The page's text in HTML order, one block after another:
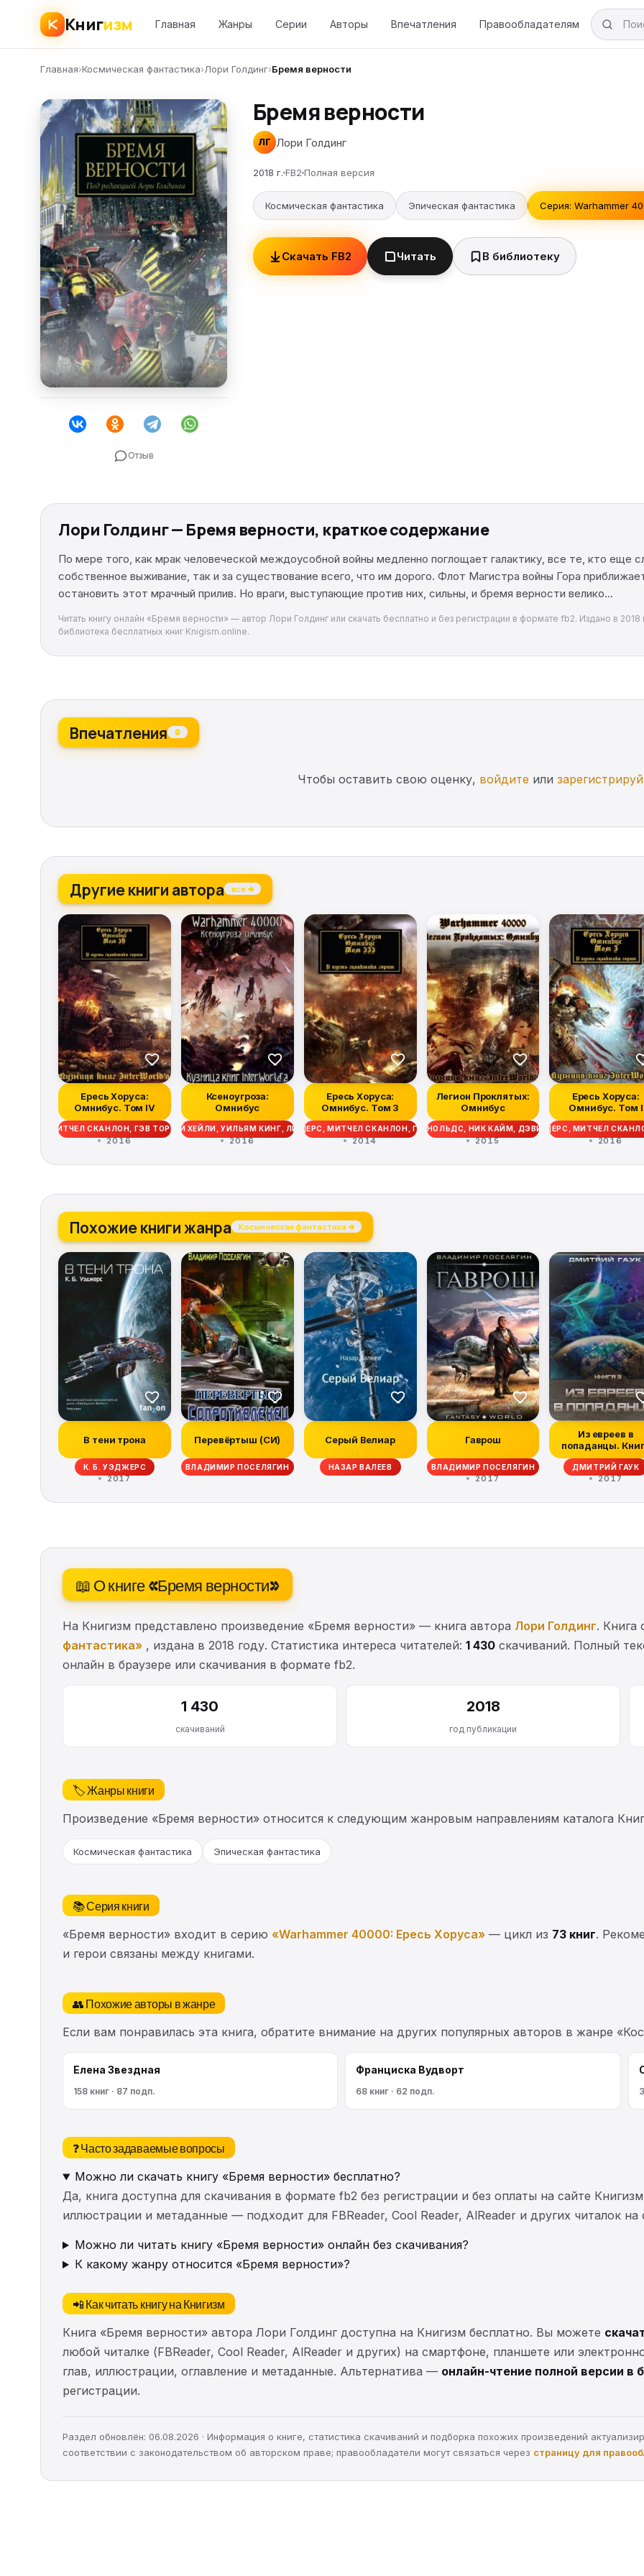
Книгизм Главная Жанры Серии Авторы Впечатления Правообладателям
Главная›Космическая фантастика›Лори Голдинг›Бремя верности
Отзыв
Бремя верности
ЛГ Лори Голдинг
2018 г. FB2 Полная версия
Космическая фантастика Эпическая фантастика Серия: Warhammer
Скачать FB2 Читать В библиотеку
Лори Голдинг — Бремя верности, краткое содержание
По мере того, как мрак человеческой междоусобной войны медленно поглощает галактику, все те, кто еще
собственное выживание, так и за существование всего, что им дорого. Флот Магистра войны Гора
остановить этот мрачный прилив. Но враги, выступающие против них, сильны, и бремя верности велико...
Читать книгу онлайн «Бремя верности» — автор Лори Голдинг или скачать бесплатно и без регистрации в формате fb2. Издано в
библиотека бесплатных книг Knigism.online.
Впечатления 0
Чтобы оставить свою оценку, войдите или
Другие книги автора все →
Ересь Хоруса:
Омнибус. Том IV
МИТЧЕЛ СКАНЛОН, ГЭВ ТОРП, ДЭВИД ЭННЕНДЕЙЛ, МЭТТЬЮ ФАРРЕР, ЭНДИ СМАЙЛИ, ДЖЕЙМС СВАЛЛОУ, ЭНТОНИ РЕЙНОЛЬДС,
2016
Ксеноугроза:
Омнибус
КЭМПБЕЛЛ, ЭНДИ ЧАМБЕРС, ГАЙ ХЕЙЛИ, УИЛЬЯМ КИНГ, ЛИНДСИ ПЕЙТОН, ГРЭМ МАКНИЛЛ, ЛОРИ ГОЛДИНГ, МИТЧЕЛ СКАНЛОН, ЭНДИ
2016
Ересь Хоруса:
Омнибус. Том 3
ФРЕНЧ, НИК КАЙМ, ГАЙ ХЕЙЛИ, МАЙК ЛИ, КРИС РАЙТ, РОБ САНДЕРС, МИТЧЕЛ СКАНЛОН, ГЭВ ТОРП, ДЭВИД ЭННЕНДЕЙЛ, МЭТТЬЮ
2014
Легион Проклятых:
Омнибус
РОБ САНДЕРС, КРИСТИАН ДАНН, ДЖОШ РЕЙНОЛЬДС, НИК КАЙМ, ДЭВИД ЭННЕНДЕЙЛ, ГРЭМ
2015
Ересь Хоруса:
Омнибус. Том I
МАКНИЛЛ, ААРОН ДЕМБСКИ-БОУДЕН, БЕН КАУНТЕР, ДЖОН ФРЕНЧ, НИК КАЙМ, ГАЙ ХЕЙЛИ, МАЙК ЛИ, КРИС РАЙТ, РОБ САНДЕРС, МИТЧЕЛ
2016
ДЭН АБНЕТТ, ГРЭМ МАКНИЛЛ, ААРОН ДЕМБСКИ-БОУДЕН, БЕН КАУНТЕР, ДЖОН ФРЕНЧ, НИК КАЙМ, ГАЙ ХЕЙЛИ, МАЙК ЛИ, КРИС
Похожие книги жанра Космическая фантастика →
В тени трона
К. Б. УЭДЖЕРС
2017
Перевёртыш (СИ)
ВЛАДИМИР ПОСЕЛЯГИН
Серый Велиар
НАЗАР ВАЛЕЕВ
Гаврош
ВЛАДИМИР ПОСЕЛЯГИН
2017
Из евреев в
попаданцы.
третья
ДМИТРИЙ ГАУК
2017
📖 О книге «Бремя верности»
На Книгизм представлено произведение «Бремя верности» — книга автора Лори Голдинг. Книга
фантастика» , издана в 2018 году. Статистика интереса читателей: 1 430 скачиваний. Полный
онлайн в браузере или скачивания в формате fb2.
1 430
скачиваний
2018
год публикации
🏷️ Жанры книги
Произведение «Бремя верности» относится к следующим жанровым направлениям каталога
Космическая фантастика Эпическая фантастика
📚 Серия книги
«Бремя верности» входит в серию «Warhammer 40000: Ересь Хоруса» — цикл из 73 книг.
и герои связаны между книгами.
👥 Похожие авторы в жанре
Если вам понравилась эта книга, обратите внимание на других популярных авторов в жанре
Елена Звездная
158 книг · 87 подп.
Франциска Вудворт
68 книг · 62 подп.
❓ Часто задаваемые вопросы
Можно ли скачать книгу «Бремя верности» бесплатно?
Да, книга доступна для скачивания в формате fb2 без регистрации и без оплаты на сайте
иллюстрации и метаданные — подходит для FBReader, Cool Reader, AlReader и других читалок
Можно ли читать книгу «Бремя верности» онлайн без скачивания?
К какому жанру относится «Бремя верности»?
📲 Как читать книгу на Книгизм
Книга «Бремя верности» автора Лори Голдинг доступна на Книгизм бесплатно. Вы можете
любой читалке (FBReader, Cool Reader, AlReader и других) на смартфоне, планшете или
глав, иллюстрации, оглавление и метаданные. Альтернатива — онлайн-чтение полной версии в
регистрации.
Раздел обновлён: 06.08.2026 · Информация о книге, статистика скачиваний и подборка похожих произведений
соответствии с законодательством об авторском праве; правообладатели могут связаться через страницу для